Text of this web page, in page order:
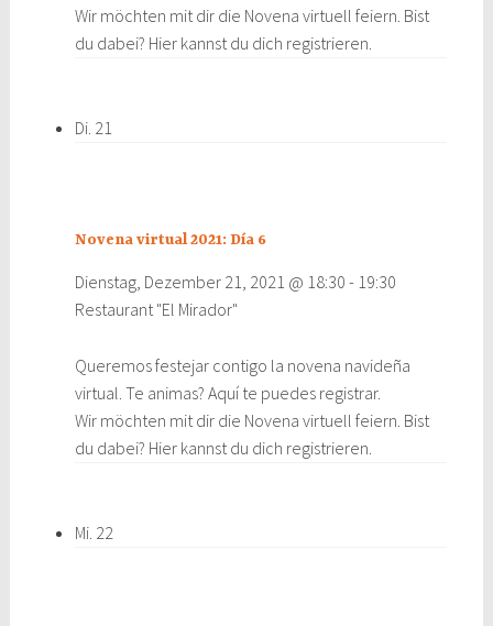
Wir möchten mit dir die Novena virtuell feiern. Bist
du dabei? Hier kannst du dich registrieren.
Di. 21
Novena virtual 2021: Día 6
Dienstag, Dezember 21, 2021 @ 18:30 - 19:30
Restaurant "El Mirador"
Queremos festejar contigo la novena navideña
virtual. Te animas? Aquí te puedes registrar.
Wir möchten mit dir die Novena virtuell feiern. Bist
du dabei? Hier kannst du dich registrieren.
Mi. 22